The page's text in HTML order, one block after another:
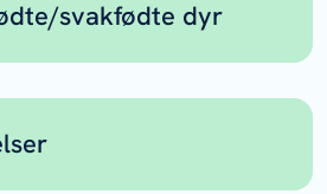
svakfødte dyr